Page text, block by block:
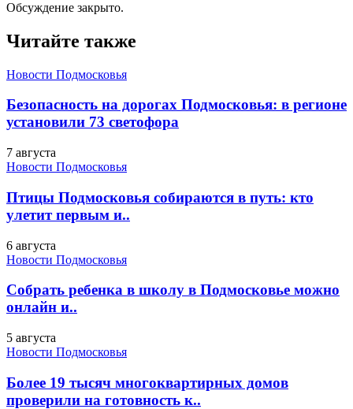
Обсуждение закрыто.
Читайте также
Новости Подмосковья
Безопасность на дорогах Подмосковья: в регионе
установили 73 светофора
7 августа
Новости Подмосковья
Птицы Подмосковья собираются в путь: кто
улетит первым и..
6 августа
Новости Подмосковья
Собрать ребенка в школу в Подмосковье можно
онлайн и..
5 августа
Новости Подмосковья
Более 19 тысяч многоквартирных домов
проверили на готовность к..